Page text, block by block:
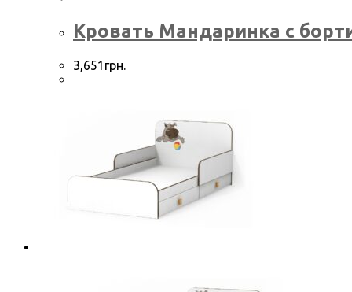
Кровать Мандаринка с
3,651 грн.